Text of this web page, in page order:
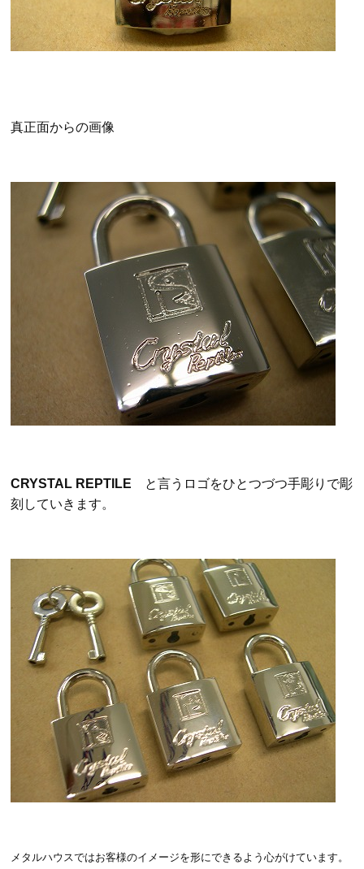
真正面からの画像
CRYSTAL REPTILE と言うロゴをひとつづつ手彫りで彫
刻していきます。
メタルハウスではお客様のイメージを形にできるよう心がけています。